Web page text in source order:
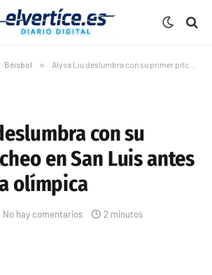
Béisbol » Alysa Liu deslumbra con su primer pitcheo en San Luis antes de la gloria olímpica
con su
en San Luis antes
olímpica
No hay comentarios 2 minutos